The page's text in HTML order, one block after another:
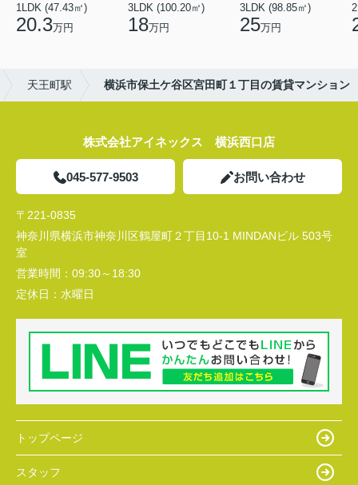
1LDK (47.43㎡)
20.3万円
3LDK (100.20㎡)
18万円
3LDK (98.85㎡)
25万円
天王町駅 横浜市保土ケ谷区宮田町１丁目の賃貸マンション
株式会社アイネックス 横浜西口店
045-577-9503 お問い合わせ
〒221-0835
神奈川県横浜市神奈川区鶴屋町２丁目10-1 MINDANビル 503号
室
営業時間： 09:30～18:30
定休日： 水曜日
トップページ
スタッフ